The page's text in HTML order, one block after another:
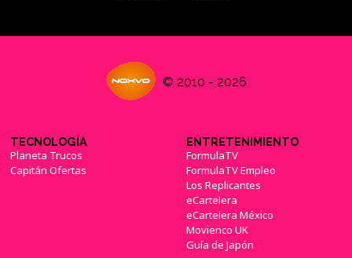
© 2010 - 2026
TECNOLOGÍA
Planeta Trucos
Capitán Ofertas
ENTRETENIMIENTO
FormulaTV
FormulaTV Empleo
Los Replicantes
eCartelera
eCartelera México
Movienco UK
Guía de Japón